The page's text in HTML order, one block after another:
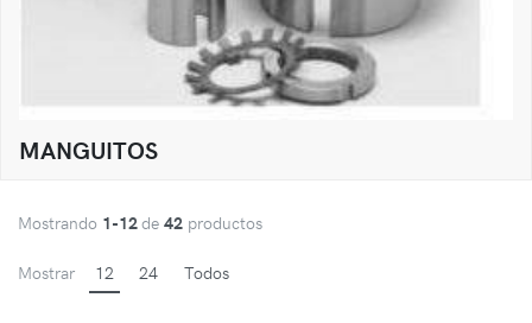
MANGUITOS
Mostrando 1-12de 42 productos
Mostrar 12 24 Todos